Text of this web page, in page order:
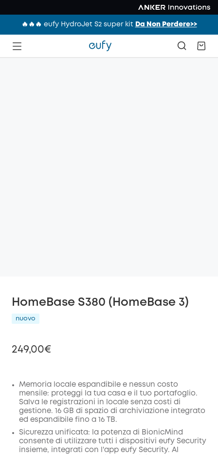
🔥🔥🔥 eufy HydroJet S2 super kit Da Non Perdere>>
HomeBase S380 (HomeBase 3)
nuovo
249,00€
di sconto
Codice:
COPIA
Memoria locale espandibile e nessun costo
mensile: proteggi la tua casa e il tuo portafoglio.
Salva le registrazioni in locale senza costi di
gestione. 16 GB di spazio di archiviazione integrato
ed espandibile fino a 16 TB.
Sicurezza unificata: la potenza di BionicMind
consente di utilizzare tutti i dispositivi eufy Security
insieme, integrati con l'app eufy Security. Al